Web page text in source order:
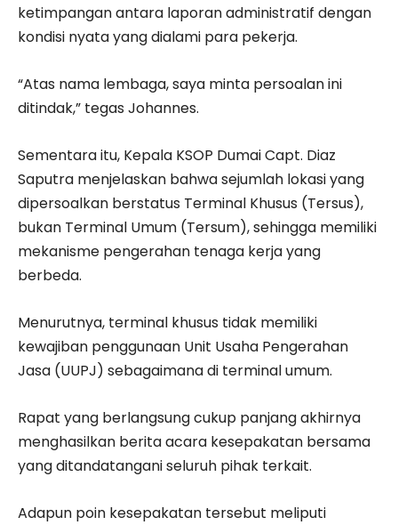
ketimpangan antara laporan administratif dengan
kondisi nyata yang dialami para pekerja.
“Atas nama lembaga, saya minta persoalan ini
ditindak,” tegas Johannes.
Sementara itu, Kepala KSOP Dumai Capt. Diaz
Saputra menjelaskan bahwa sejumlah lokasi yang
dipersoalkan berstatus Terminal Khusus (Tersus),
bukan Terminal Umum (Tersum), sehingga memiliki
mekanisme pengerahan tenaga kerja yang
berbeda.
Menurutnya, terminal khusus tidak memiliki
kewajiban penggunaan Unit Usaha Pengerahan
Jasa (UUPJ) sebagaimana di terminal umum.
Rapat yang berlangsung cukup panjang akhirnya
menghasilkan berita acara kesepakatan bersama
yang ditandatangani seluruh pihak terkait.
Adapun poin kesepakatan tersebut meliputi